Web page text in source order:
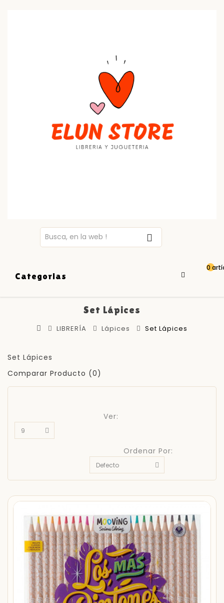
0
Categorias
Set Lápices
LIBRERÍA Lápices Set Lápices
Set Lápices
Comparar Producto (0)
Ver:
Ordenar Por: